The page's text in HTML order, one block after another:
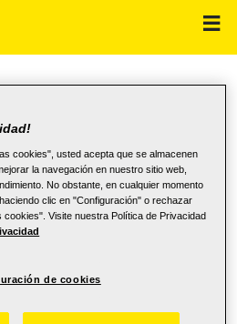
cookies", usted acepta que se almacenen
la navegación en nuestro sitio web,
No obstante, en cualquier momento
clic en "Configuración" o rechazar
Visite nuestra Política de Privacidad
de cookies